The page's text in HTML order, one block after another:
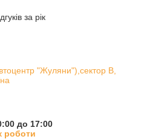
за рік
"Жуляни"),сектор В,
до 17:00
роботи